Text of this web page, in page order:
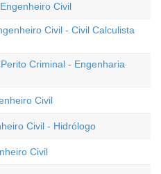
Civil
Civil - Civil Calculista
Criminal - Engenharia
Civil
Civil - Hidrólogo
Civil